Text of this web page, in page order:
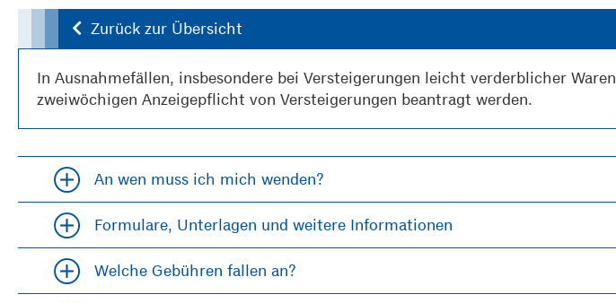
Zurück zur Übersicht
In Ausnahmefällen, insbesondere bei Versteigerungen leicht verderblicher Waren
zweiwöchigen Anzeigepflicht von Versteigerungen beantragt werden.
Accordion öfffnen und schließen
An wen muss ich mich wenden?
Accordion öfffnen und schließen
Formulare, Unterlagen und weitere Informationen
Accordion öfffnen und schließen
Welche Gebühren fallen an?